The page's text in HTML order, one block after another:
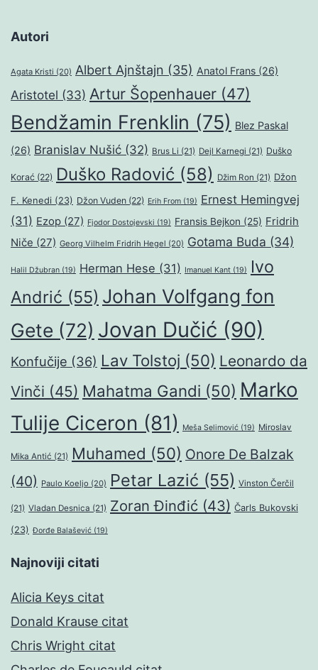
Autori
Agata Kristi (20) Albert Ajnštajn (35) Anatol Frans (26)
Aristotel (33) Artur Šopenhauer (47)
Bendžamin Frenklin (75) Blez Paskal
(26) Branislav Nušić (32) Brus Li (21) Dejl Karnegi (21) Duško
Korać (22) Duško Radović (58) Džim Ron (21) Džon
F. Kenedi (23) Džon Vuden (22) Erih From (19) Ernest Hemingvej
(31) Ezop (27) Fjodor Dostojevski (19) Fransis Bejkon (25) Fridrih
Niče (27) Georg Vilhelm Fridrih Hegel (20) Gotama Buda (34)
Halil Džubran (19) Herman Hese (31) Imanuel Kant (19)
Ivo
Andrić (55) Johan Volfgang fon
Gete (72) Jovan Dučić (90)
Konfučije (36) Lav Tolstoj (50) Leonardo da
Vinči (45) Mahatma Gandi (50) Marko
Tulije Ciceron (81) Meša Selimović (19) Miroslav
Mika Antić (21) Muhamed (50) Onore De Balzak
(40) Paulo Koeljo (20) Petar Lazić (55) Vinston Čerčil
(21) Vladan Desnica (21) Zoran Đinđić (43) Čarls Bukovski
(23) Đorđe Balašević (19)
Najnoviji citati
Alicia Keys citat
Donald Krause citat
Chris Wright citat